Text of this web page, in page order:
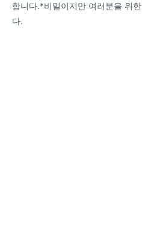
합니다.*비밀이지만 여러분을 위
다.